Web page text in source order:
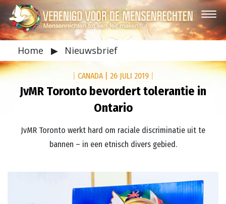
Home ▶ Nieuwsbrief
CANADA 26 JULI 2019
JvMR Toronto bevordert tolerantie in
Ontario
JvMR Toronto werkt hard om raciale discriminatie uit te
bannen – in een etnisch divers gebied.